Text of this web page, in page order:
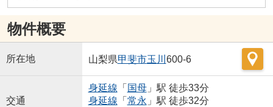
物件概要
所在地 山梨県甲斐市玉川 600-6
交通
身延線 「 国母」駅 徒歩33分
身延線 「 常永 」駅 徒歩32分